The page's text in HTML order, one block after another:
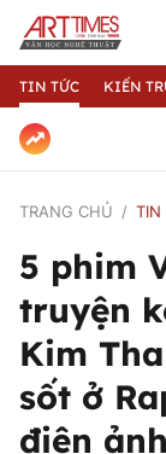
TIN TỨC KIẾN
TRANG CHỦ TIN
5 phim
truyện
Kim
sốt ở
điện